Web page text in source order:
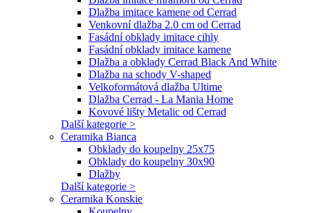
Dlažba imitace kamene od Cerrad
Venkovní dlažba 2.0 cm od Cerrad
Fasádní obklady imitace cihly
Fasádní obklady imitace kamene
Dlažba a obklady Cerrad Black And White
Dlažba na schody V-shaped
Velkoformátová dlažba Ultime
Dlažba Cerrad - La Mania Home
Kovové lišty Metalic od Cerrad
Další kategorie >
Ceramika Bianca
Obklady do koupelny 25x75
Obklady do koupelny 30x90
Dlažby
Další kategorie >
Ceramika Konskie